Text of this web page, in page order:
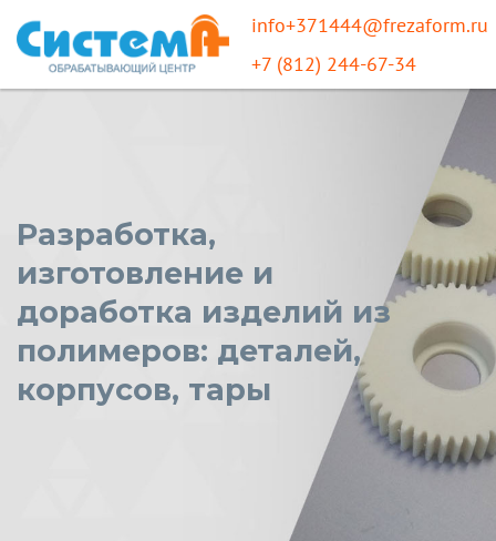
info+371444@frezaform.ru
+7 (812) 244-67-34
Разработка,
изготовление и
доработка изделий из
полимеров: деталей,
корпусов, тары